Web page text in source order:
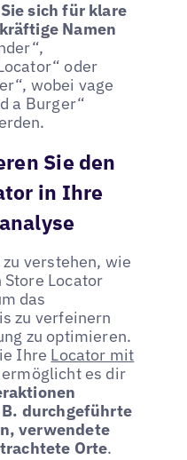
sich für klare
Namen
oder
wobei vage
a Burger“
Sie den
in Ihre
verstehen, wie
Store Locator
das
zu verfeinern
zu optimieren.
Ihre Locator mit
ermöglicht es dir
durchgeführte
verwendete
Orte.